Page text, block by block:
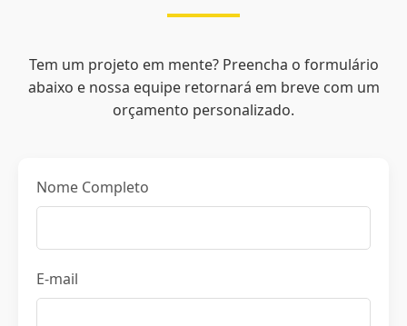
Tem um projeto em mente? Preencha o formulário
abaixo e nossa equipe retornará em breve com um
orçamento personalizado.
Nome Completo
E-mail